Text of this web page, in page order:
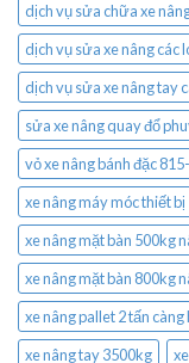
dịch vụ sửa chữa xe
dịch vụ sửa xe nâng các
dịch vụ sửa xe nâng tay
sửa xe nâng quay đổ
vỏ xe nâng bánh đặc
xe nâng máy móc thiết bị
xe nâng mặt bàn 500kg
xe nâng mặt bàn 800kg
xe nâng pallet 2 tấn càng
xe nâng tay 3500kg